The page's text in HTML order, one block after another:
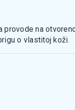
na
o vlastitoj koži.